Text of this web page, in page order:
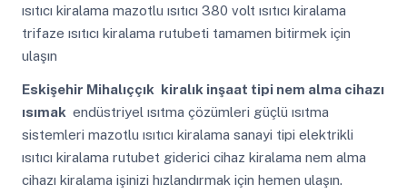
ısıtıcı kiralama mazotlu ısıtıcı 380 volt ısıtıcı kiralama
trifaze ısıtıcı kiralama rutubeti tamamen bitirmek için
ulaşın
Eskişehir Mihalıççık kiralık inşaat tipi nem alma cihazı
ısımak endüstriyel ısıtma çözümleri güçlü ısıtma
sistemleri mazotlu ısıtıcı kiralama sanayi tipi elektrikli
ısıtıcı kiralama rutubet giderici cihaz kiralama nem alma
cihazı kiralama işinizi hızlandırmak için hemen ulaşın.